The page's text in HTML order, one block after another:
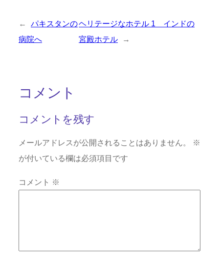
←
パキスタンの
病院へ
ヘリテージなホテル 1 インドの
宮殿ホテル
→
コメント
コメントを残す
メールアドレスが公開されることはありません。
※
が付いている欄は必須項目です
コメント ※